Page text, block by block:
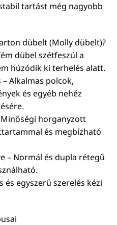
tartást még nagyobb
dübelt (Molly dübelt)?
dübel szétfeszül a
húzódik ki terhelés alatt.
Alkalmas polcok,
és egyéb nehéz
horganyzott
és megbízható
– Normál és dupla rétegű
és egyszerű szerelés kézi